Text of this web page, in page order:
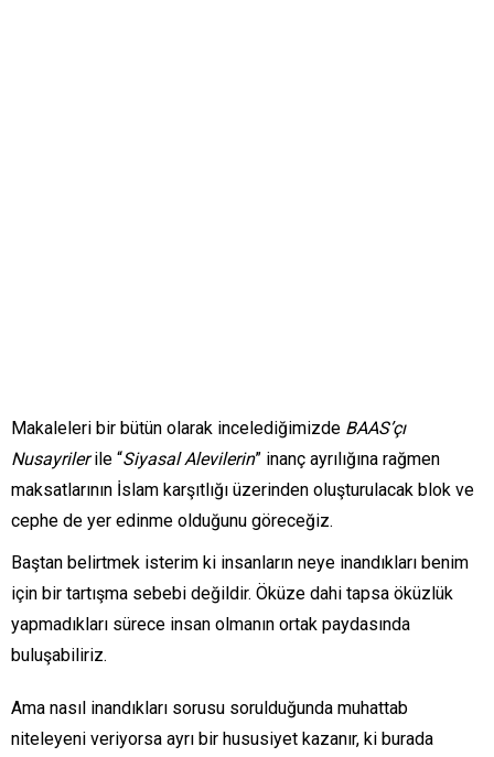
Makaleleri bir bütün olarak incelediğimizde BAAS’çı
Nusayrilerile “Siyasal Alevilerin” inanç ayrılığına rağmen
maksatlarının İslam karşıtlığı üzerinden oluşturulacak blok ve
cephe de yer edinme olduğunu göreceğiz.
Baştan belirtmek isterim ki insanların neye inandıkları benim
için bir tartışma sebebi değildir. Öküze dahi tapsa öküzlük
yapmadıkları sürece insan olmanın ortak paydasında
buluşabiliriz.
Ama nasıl inandıkları sorusu sorulduğunda muhattab
niteleyeni veriyorsa ayrı bir hususiyet kazanır, ki burada